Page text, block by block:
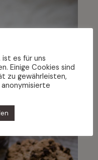
es für uns
Einige Cookies sind
zu gewährleisten,